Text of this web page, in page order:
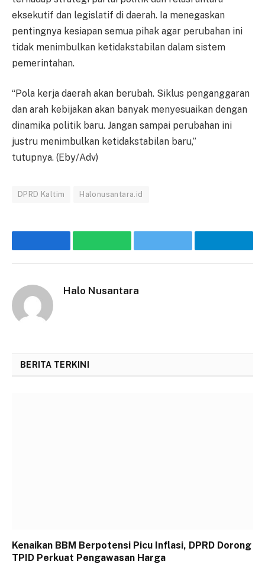
eksekutif dan legislatif di daerah. Ia menegaskan
pentingnya kesiapan semua pihak agar perubahan ini
tidak menimbulkan ketidakstabilan dalam sistem
pemerintahan.
“Pola kerja daerah akan berubah. Siklus penganggaran
dan arah kebijakan akan banyak menyesuaikan dengan
dinamika politik baru. Jangan sampai perubahan ini
justru menimbulkan ketidakstabilan baru,”
tutupnya. (Eby/Adv)
DPRD Kaltim Halonusantara.id
Facebook WhatsApp Twitter
Halo Nusantara
BERITA TERKINI
Kenaikan BBM Berpotensi Picu Inflasi, DPRD Dorong
TPID Perkuat Pengawasan Harga